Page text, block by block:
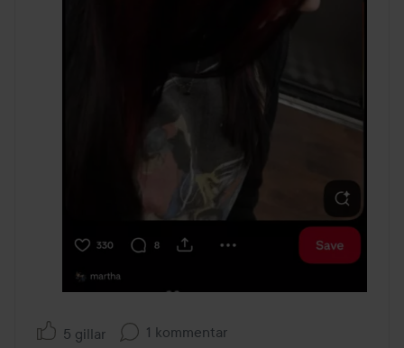
5 gillar 1 kommentar